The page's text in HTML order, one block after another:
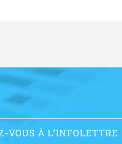
VOUS À L’INFOLETTRE